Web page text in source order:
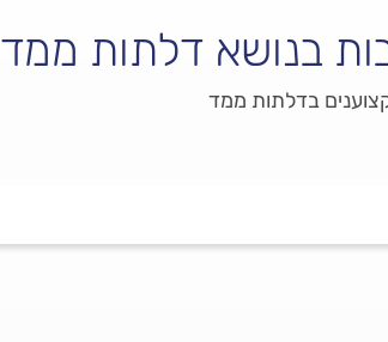
בנושא דלתות ממד
בדלתות ממד